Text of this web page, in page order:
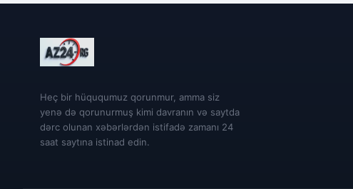
Heç bir hüququmuz qorunmur, amma siz
yenə də qorunurmuş kimi davranın və saytda
dərc olunan xəbərlərdən istifadə zamanı 24
saat saytına istinad edin.